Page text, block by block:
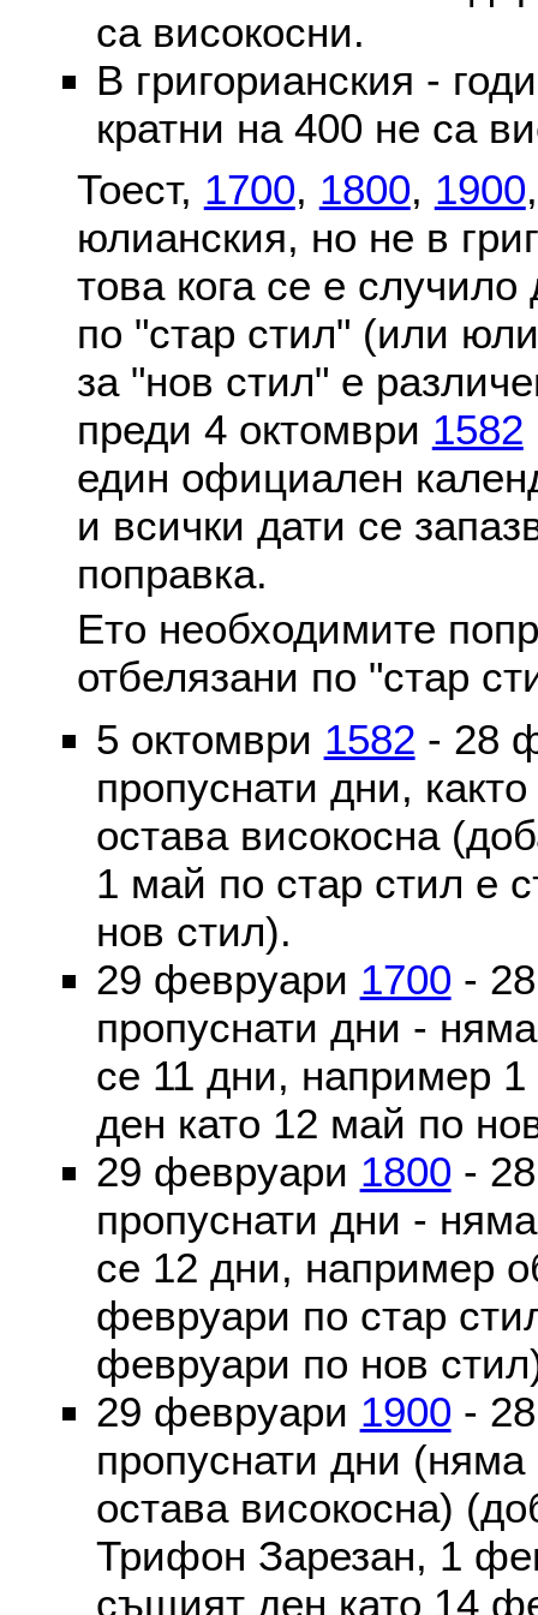
са високосни.
В григорианския -
кратни на 400 не са
Тоест, 1700, 1800, 1900
юлианския, но не в
това кога се е
по "стар стил" (или
за "нов стил" е
преди 4 октомври 1582
един официален
и всички дати се
поправка.
Ето необходимите
отбелязани по "стар
5 октомври 1582 - 28
пропуснати дни,
остава високосна
1 май по стар стил е
нов стил).
29 февруари 1700 -
пропуснати дни -
се 11 дни, например
ден като 12 май по
29 февруари 1800 -
пропуснати дни -
се 12 дни, например
февруари по стар
февруари по нов
29 февруари 1900 -
пропуснати дни
остава високосна)
Трифон Зарезан, 1
същият ден като 14